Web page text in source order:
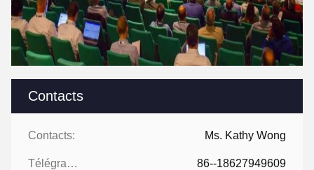
Contacts
Contacts: Ms. Kathy Wong
Télégramme: 86--18627949609